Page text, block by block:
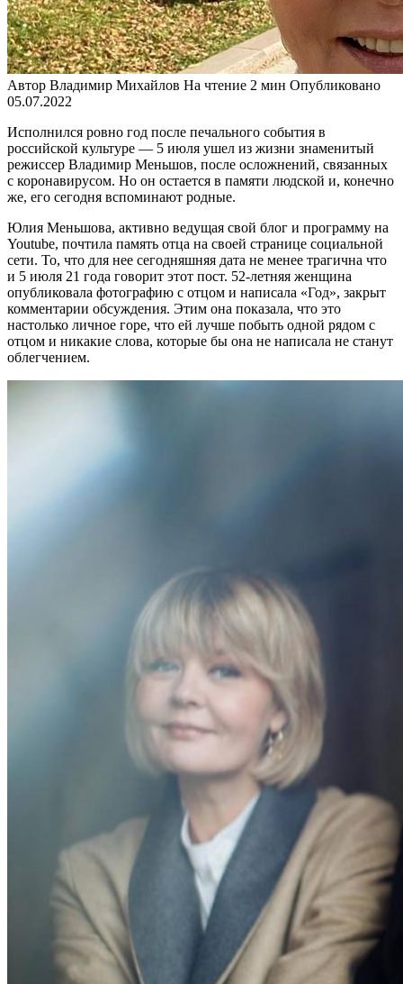
Автор Владимир Михайлов На чтение 2 мин Опубликовано
05.07.2022
Исполнился ровно год после печального события в
российской культуре — 5 июля ушел из жизни знаменитый
режиссер Владимир Меньшов, после осложнений, связанных
с коронавирусом. Но он остается в памяти людской и, конечно
же, его сегодня вспоминают родные.
Юлия Меньшова, активно ведущая свой блог и программу на
Youtube, почтила память отца на своей странице социальной
сети. То, что для нее сегодняшняя дата не менее трагична что
и 5 июля 21 года говорит этот пост. 52-летняя женщина
опубликовала фотографию с отцом и написала «Год», закрыт
комментарии обсуждения. Этим она показала, что это
настолько личное горе, что ей лучше побыть одной рядом с
отцом и никакие слова, которые бы она не написала не станут
облегчением.